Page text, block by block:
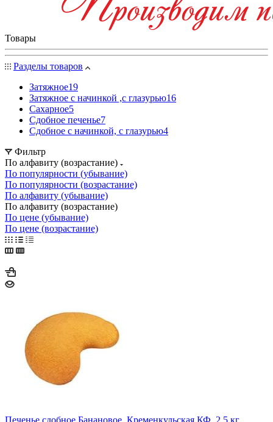
Товары
Разделы товаров
Затяжное19
Затяжное с начинкой ,с глазурью16
Сахарное5
Сдобное печенье7
Сдобное с начинкой, с глазурью4
Фильтр
По алфавиту (возрастание)
По популярности (убывание)
По популярности (возрастание)
По алфавиту (убывание)
По алфавиту (возрастание)
По цене (убывание)
По цене (возрастание)
Печенье сдобное Банановое, Кременкульская КФ, 2,5 кг.